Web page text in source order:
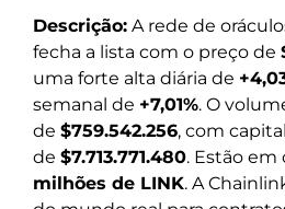
Descrição: A rede de
fecha a lista com o preço de
uma forte alta diária de
semanal de +7,01%. O
de $759.542.256, com
de $7.713.771.480. Estão em
milhões de LINK. A